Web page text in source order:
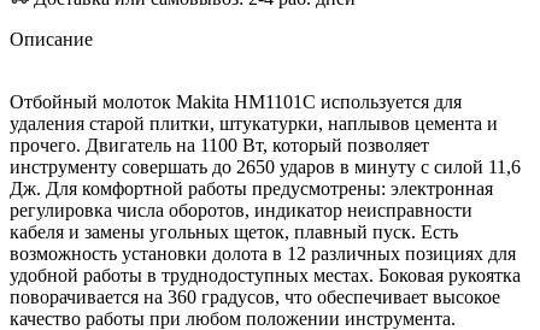
Описание
Отбойный молоток Makita HM1101C используется для
удаления старой плитки, штукатурки, наплывов цемента и
прочего. Двигатель на 1100 Вт, который позволяет
инструменту совершать до 2650 ударов в минуту с силой 11,6
Дж. Для комфортной работы предусмотрены: электронная
регулировка числа оборотов, индикатор неисправности
кабеля и замены угольных щеток, плавный пуск. Есть
возможность установки долота в 12 различных позициях для
удобной работы в труднодоступных местах. Боковая рукоятка
поворачивается на 360 градусов, что обеспечивает высокое
качество работы при любом положении инструмента.